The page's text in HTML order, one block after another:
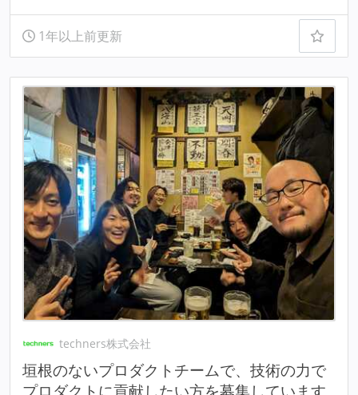
1年以上前更新
techners株式会社
垣根のないプロダクトチームで、技術の力で
プロダクトに貢献したい方を募集しています